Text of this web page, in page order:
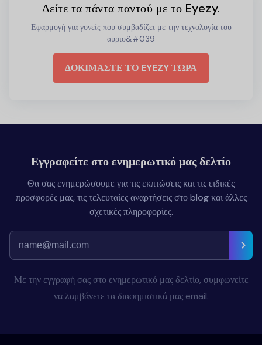
Δείτε τα πάντα παντού με το Eyezy.
Εφαρμογή για γονείς που συμβαδίζει με την τεχνολογία του
αύριο&#039
ΔΟΚΙΜΑΣΤΕ ΤΟ EYEZY ΤΩΡΑ
Εγγραφείτε στο ενημερωτικό μας δελτίο
Θα σας ενημερώσουμε για τις εκπτώσεις και τις ειδικές
προσφορές μας, τις τελευταίες αναρτήσεις στο blog και άλλες
σχετικές πληροφορίες.
Με την εγγραφή σας στο ενημερωτικό μας δελτίο, συμφωνείτε
να λαμβάνετε τα διαφημιστικά μας email.